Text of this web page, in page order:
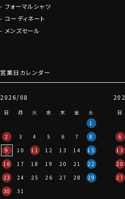
フォーマルシャツ
コーディネート
メンズセール
営業日カレンダー
2026/08
日 月 火 水 木 金
土
1
2
3 4 5 6 7
8
9
10 11 12 13 14
15
16
17 18 19 20 21
22
23
24 25 26 27 28
29
30
31
日
6
13
20
27